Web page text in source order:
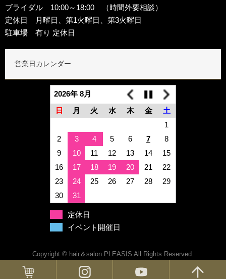
ブライダル 10:00～18:00 （時間外要相談）
定休日 月曜日、第1火曜日、第3火曜日
駐車場 有り 定休日
営業日カレンダー
2026年 8月
日
月 火 水 木 金
土
1
2
3 4 5 6 7
8
9
10 11 12 13 14
15
16
17 18 19 20 21
22
23
24 25 26 27 28
29
30
31
定休日
イベント開催日
Copyright © hair＆salon PLEASIS All Rights Reserved.